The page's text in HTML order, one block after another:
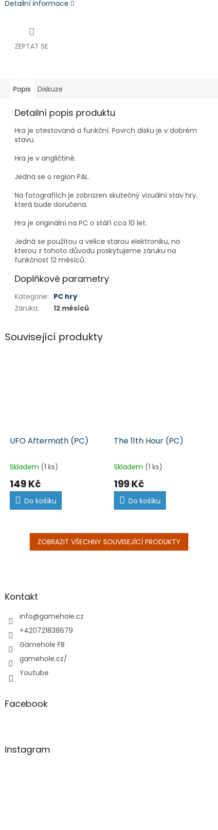
Detailní informace
ZEPTAT SE
Popis Diskuze
Detailní popis produktu
Hra je otestovaná a funkční. Povrch disku je v dobrém
stavu.
Hra je v angličtině.
Jedná se o region PAL.
Na fotografiích je zobrazen skutečný vizuální stav hry,
která bude doručena.
Hra je originální na PC o stáří cca 10 let.
Jedná se použitou a velice starou elektroniku, na
kterou z tohoto důvodu poskytujeme záruku na
funkčnost 12 měsíců.
Doplňkové parametry
Kategorie: PC hry
Záruka: 12 měsíců
Související produkty
UFO Aftermath (PC)
Skladem (1 ks)
149 Kč
Do košíku
The 11th Hour (PC)
Skladem (1 ks)
199 Kč
Do košíku
ZOBRAZIT VŠECHNY SOUVISEJÍCÍ PRODUKTY
aKontakt
info@gamehole.cz
+420721838679
Gamehole FB
gamehole.cz/
Youtube
Facebook
Instagram